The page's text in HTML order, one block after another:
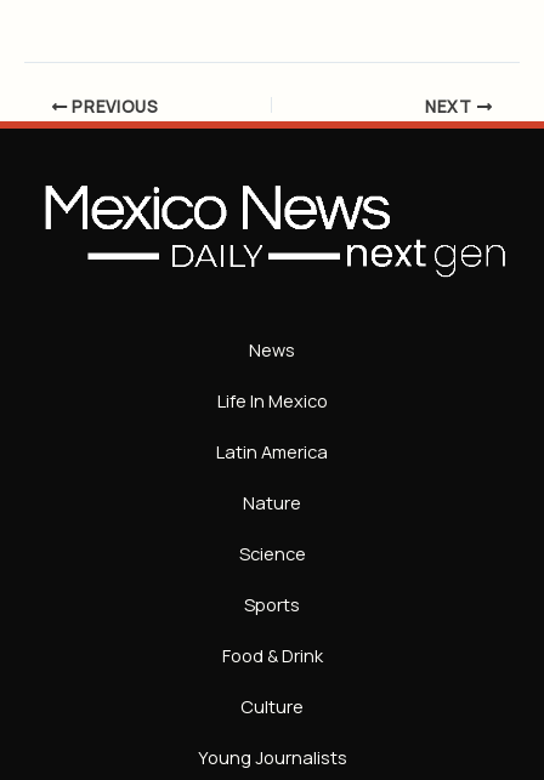
PREVIOUS NEXT
News
Life In Mexico
Latin America
Nature
Science
Sports
Food & Drink
Culture
Young Journalists